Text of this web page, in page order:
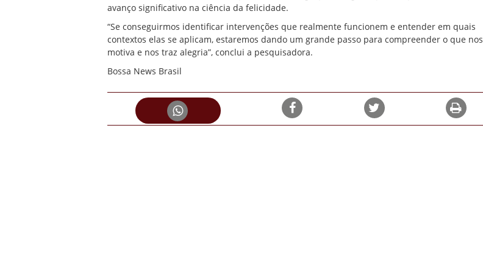
avanço significativo na ciência da felicidade.
“Se conseguirmos identificar intervenções que realmente funcionem e entender em quais
contextos elas se aplicam, estaremos dando um grande passo para compreender o que nos
motiva e nos traz alegria”, conclui a pesquisadora.
Bossa News Brasil